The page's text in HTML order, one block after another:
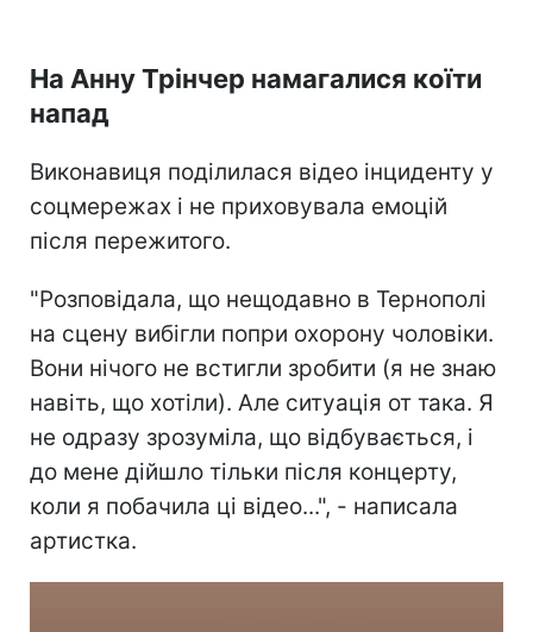
На Анну Трінчер намагалися коїти
напад
Виконавиця поділилася відео інциденту у
соцмережах і не приховувала емоцій
після пережитого.
"Розповідала, що нещодавно в Тернополі
на сцену вибігли попри охорону чоловіки.
Вони нічого не встигли зробити (я не знаю
навіть, що хотіли). Але ситуація от така. Я
не одразу зрозуміла, що відбувається, і
до мене дійшло тільки після концерту,
коли я побачила ці відео...", - написала
артистка.